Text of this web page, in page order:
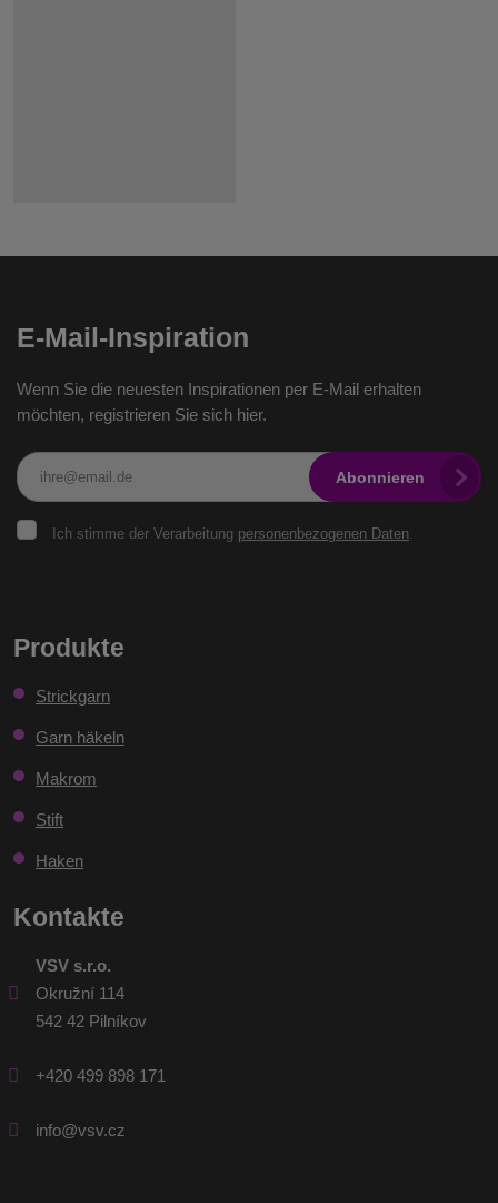
E-Mail-Inspiration
Wenn Sie die neuesten Inspirationen per E-Mail erhalten
möchten, registrieren Sie sich hier.
Ich stimme der Verarbeitung personenbezogenen Daten.
Abonnieren
Formular
nicht
gesendet
werden
Produkte
Strickgarn
Garn häkeln
Makrom
Stift
Haken
Kontakte
VSV s.r.o.
Okružní 114
542 42 Pilníkov
+420 499 898 171
info@vsv.cz